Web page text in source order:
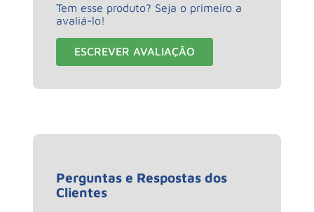
Tem esse produto? Seja o primeiro a
avaliá-lo!
ESCREVER AVALIAÇÃO
Perguntas e Respostas dos
Clientes